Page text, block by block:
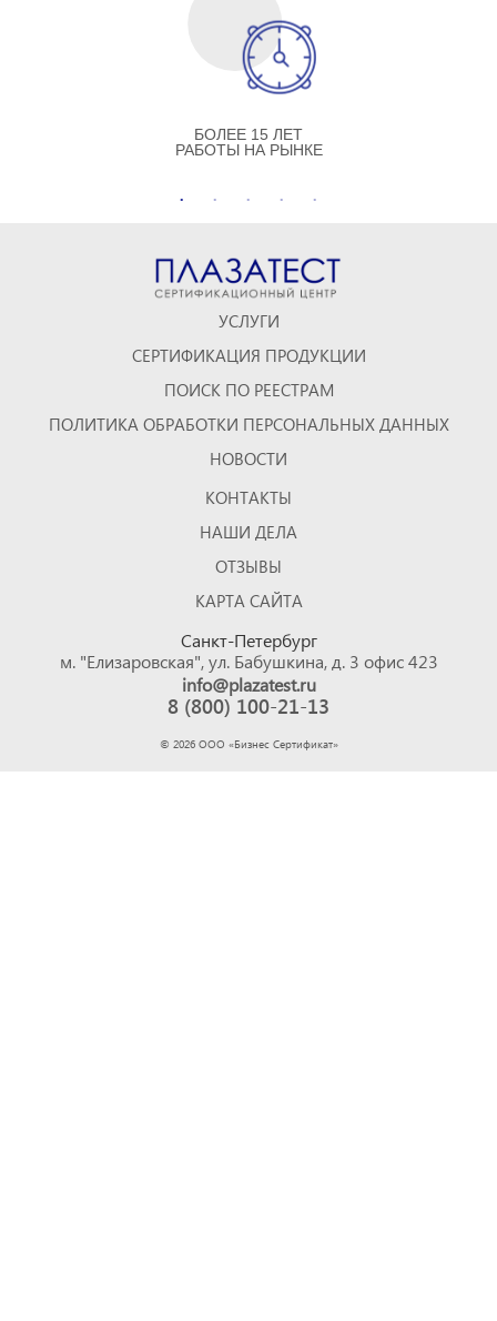
БОЛЕЕ 15 ЛЕТ
РАБОТЫ НА РЫНКЕ
УСЛУГИ
СЕРТИФИКАЦИЯ ПРОДУКЦИИ
ПОИСК ПО РЕЕСТРАМ
ПОЛИТИКА ОБРАБОТКИ ПЕРСОНАЛЬНЫХ ДАННЫХ
НОВОСТИ
КОНТАКТЫ
НАШИ ДЕЛА
ОТЗЫВЫ
КАРТА САЙТА
Санкт-Петербург
м. "Елизаровская", ул. Бабушкина, д. 3 офис 423
info@plazatest.ru
8 (800) 100-21-13
© 2026ООО «Бизнес Cертификат»